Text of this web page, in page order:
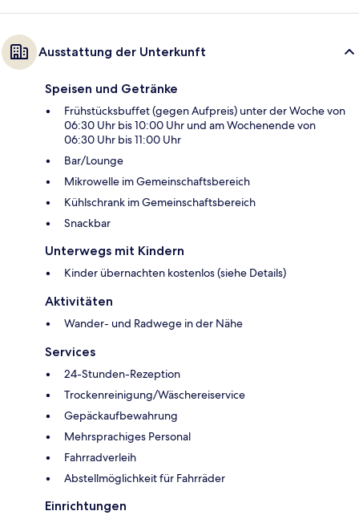
Ausstattung der Unterkunft
Speisen und Getränke
Frühstücksbuffet (gegen Aufpreis) unter der Woche von
06:30 Uhr bis 10:00 Uhr und am Wochenende von
06:30 Uhr bis 11:00 Uhr
Bar/Lounge
Mikrowelle im Gemeinschaftsbereich
Kühlschrank im Gemeinschaftsbereich
Snackbar
Unterwegs mit Kindern
Kinder übernachten kostenlos (siehe Details)
Aktivitäten
Wander- und Radwege in der Nähe
Services
24-Stunden-Rezeption
Trockenreinigung/Wäschereiservice
Gepäckaufbewahrung
Mehrsprachiges Personal
Fahrradverleih
Abstellmöglichkeit für Fahrräder
Einrichtungen